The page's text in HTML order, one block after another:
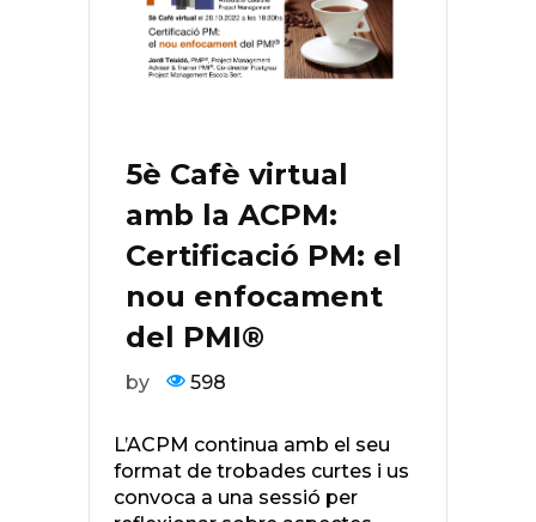
5è Cafè virtual
amb la ACPM:
Certificació PM: el
nou enfocament
del PMI®
by 598
L’ACPM continua amb el seu
format de trobades curtes i us
convoca a una sessió per